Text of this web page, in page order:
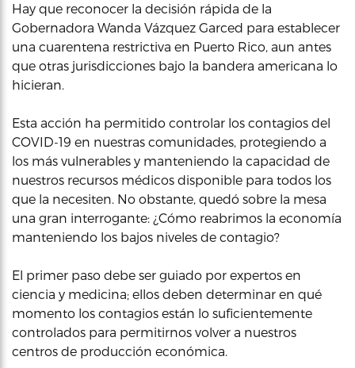
Hay que reconocer la decisión rápida de la
Gobernadora Wanda Vázquez Garced para establecer
una cuarentena restrictiva en Puerto Rico, aun antes
que otras jurisdicciones bajo la bandera americana lo
hicieran.
Esta acción ha permitido controlar los contagios del
COVID-19 en nuestras comunidades, protegiendo a
los más vulnerables y manteniendo la capacidad de
nuestros recursos médicos disponible para todos los
que la necesiten. No obstante, quedó sobre la mesa
una gran interrogante: ¿Cómo reabrimos la economía
manteniendo los bajos niveles de contagio?
El primer paso debe ser guiado por expertos en
ciencia y medicina; ellos deben determinar en qué
momento los contagios están lo suficientemente
controlados para permitirnos volver a nuestros
centros de producción económica.